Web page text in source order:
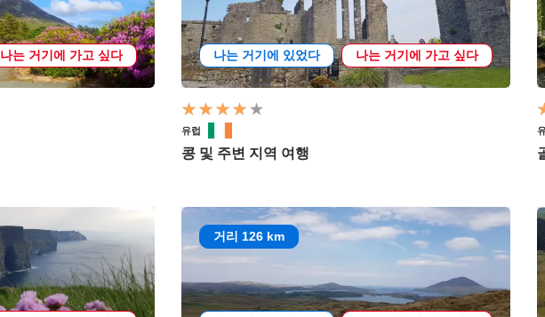
나는 거기에 가고 싶다 나는 거기에 있었다 나는 거기에 가고 싶다
유럽
콩 및 주변 지역 여행
거리 126 km